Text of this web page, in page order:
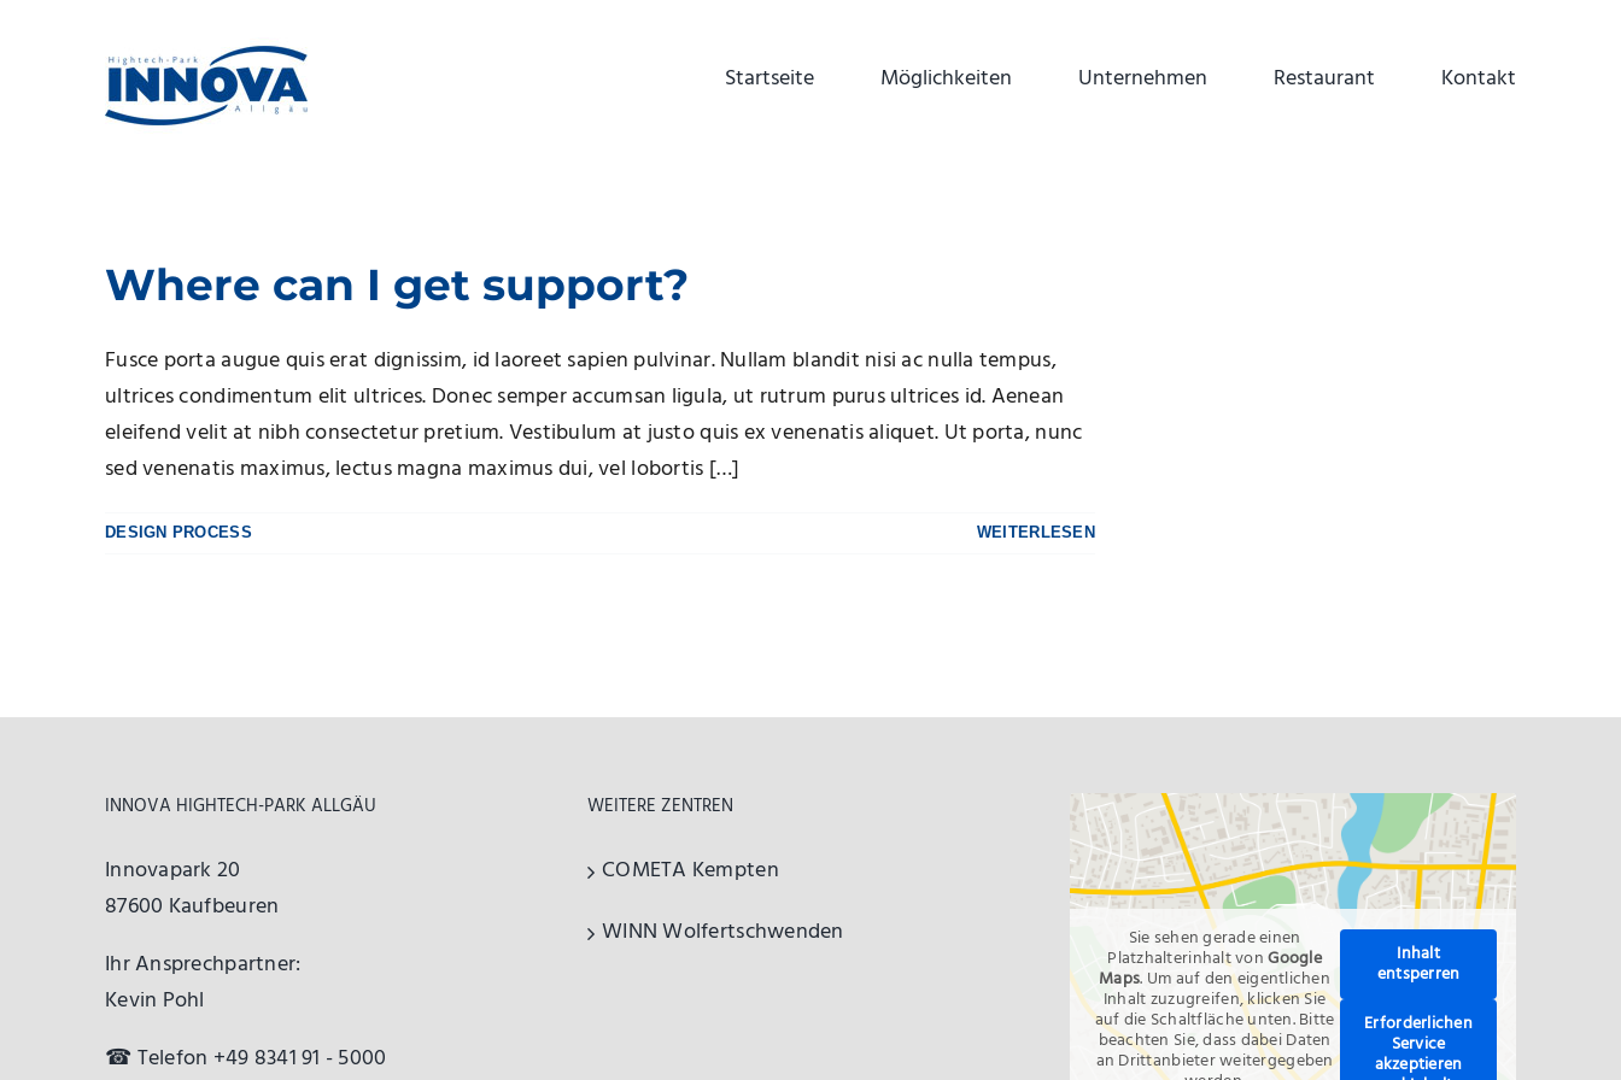
Startseite Möglichkeiten Unternehmen Restaurant Kontakt
Where can I get support?
Fusce porta augue quis erat dignissim, id laoreet sapien pulvinar. Nullam blandit nisi ac nulla tempus,
ultrices condimentum elit ultrices. Donec semper accumsan ligula, ut rutrum purus ultrices id. Aenean
eleifend velit at nibh consectetur pretium. Vestibulum at justo quis ex venenatis aliquet. Ut porta, nunc
sed venenatis maximus, lectus magna maximus dui, vel lobortis […]
DESIGN PROCESS WEITERLESEN
INNOVA HIGHTECH-PARK ALLGÄU
Innovapark 20
87600 Kaufbeuren
Ihr Ansprechpartner:
Kevin Pohl
☎ Telefon +49 8341 91 - 5000
WEITERE ZENTREN
COMETA Kempten
WINN Wolfertschwenden
Sie sehen gerade einen
Platzhalterinhalt vonGoogle
Maps. Um auf den eigentlichen
Inhalt zuzugreifen, klicken Sie
auf die Schaltfläche unten. Bitte
beachten Sie, dass dabei Daten
an Drittanbieter weitergegeben
Inhalt
entsperren
Erforderlichen
Service
akzeptieren